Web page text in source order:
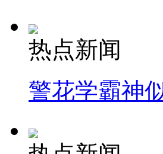
热点新闻
警花学霸神